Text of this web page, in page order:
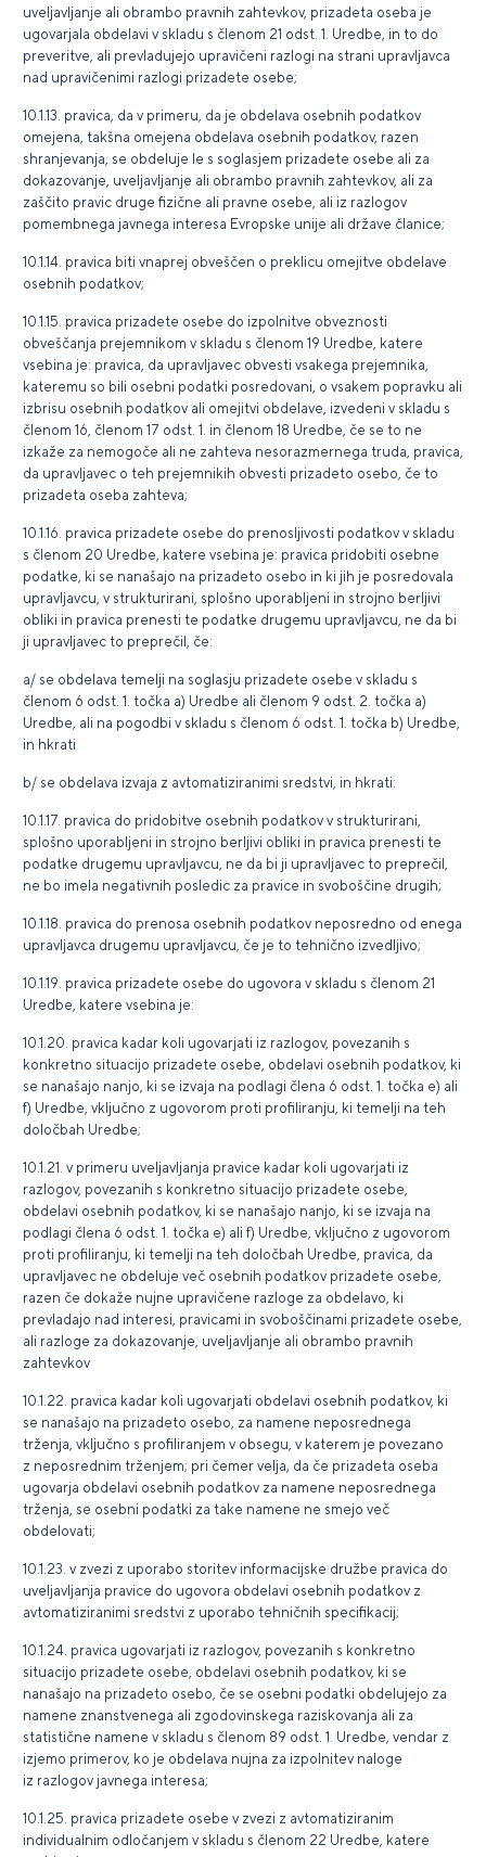
uveljavljanje ali obrambo pravnih zahtevkov, prizadeta oseba je
ugovarjala obdelavi v skladu s členom 21 odst. 1. Uredbe, in to do
preveritve, ali prevladujejo upravičeni razlogi na strani upravljavca
nad upravičenimi razlogi prizadete osebe;
10.1.13. pravica, da v primeru, da je obdelava osebnih podatkov
omejena, takšna omejena obdelava osebnih podatkov, razen
shranjevanja, se obdeluje le s soglasjem prizadete osebe ali za
dokazovanje, uveljavljanje ali obrambo pravnih zahtevkov, ali za
zaščito pravic druge fizične ali pravne osebe, ali iz razlogov
pomembnega javnega interesa Evropske unije ali države članice;
10.1.14. pravica biti vnaprej obveščen o preklicu omejitve obdelave
osebnih podatkov;
10.1.15. pravica prizadete osebe do izpolnitve obveznosti
obveščanja prejemnikom v skladu s členom 19 Uredbe, katere
vsebina je: pravica, da upravljavec obvesti vsakega prejemnika,
kateremu so bili osebni podatki posredovani, o vsakem popravku ali
izbrisu osebnih podatkov ali omejitvi obdelave, izvedeni v skladu s
členom 16, členom 17 odst. 1. in členom 18 Uredbe, če se to ne
izkaže za nemogoče ali ne zahteva nesorazmernega truda, pravica,
da upravljavec o teh prejemnikih obvesti prizadeto osebo, če to
prizadeta oseba zahteva;
10.1.16. pravica prizadete osebe do prenosljivosti podatkov v skladu
s členom 20 Uredbe, katere vsebina je: pravica pridobiti osebne
podatke, ki se nanašajo na prizadeto osebo in ki jih je posredovala
upravljavcu, v strukturirani, splošno uporabljeni in strojno berljivi
obliki in pravica prenesti te podatke drugemu upravljavcu, ne da bi
ji upravljavec to preprečil, če:
a/ se obdelava temelji na soglasju prizadete osebe v skladu s
členom 6 odst. 1. točka a) Uredbe ali členom 9 odst. 2. točka a)
Uredbe, ali na pogodbi v skladu s členom 6 odst. 1. točka b) Uredbe,
in hkrati
b/ se obdelava izvaja z avtomatiziranimi sredstvi, in hkrati:
10.1.17. pravica do pridobitve osebnih podatkov v strukturirani,
splošno uporabljeni in strojno berljivi obliki in pravica prenesti te
podatke drugemu upravljavcu, ne da bi ji upravljavec to preprečil,
ne bo imela negativnih posledic za pravice in svoboščine drugih;
10.1.18. pravica do prenosa osebnih podatkov neposredno od enega
upravljavca drugemu upravljavcu, če je to tehnično izvedljivo;
10.1.19. pravica prizadete osebe do ugovora v skladu s členom 21
Uredbe, katere vsebina je:
10.1.20. pravica kadar koli ugovarjati iz razlogov, povezanih s
konkretno situacijo prizadete osebe, obdelavi osebnih podatkov, ki
se nanašajo nanjo, ki se izvaja na podlagi člena 6 odst. 1. točka e) ali
f) Uredbe, vključno z ugovorom proti profiliranju, ki temelji na teh
določbah Uredbe;
10.1.21. v primeru uveljavljanja pravice kadar koli ugovarjati iz
razlogov, povezanih s konkretno situacijo prizadete osebe,
obdelavi osebnih podatkov, ki se nanašajo nanjo, ki se izvaja na
podlagi člena 6 odst. 1. točka e) ali f) Uredbe, vključno z ugovorom
proti profiliranju, ki temelji na teh določbah Uredbe, pravica, da
upravljavec ne obdeluje več osebnih podatkov prizadete osebe,
razen če dokaže nujne upravičene razloge za obdelavo, ki
prevladajo nad interesi, pravicami in svoboščinami prizadete osebe,
ali razloge za dokazovanje, uveljavljanje ali obrambo pravnih
zahtevkov
10.1.22. pravica kadar koli ugovarjati obdelavi osebnih podatkov, ki
se nanašajo na prizadeto osebo, za namene neposrednega
trženja, vključno s profiliranjem v obsegu, v katerem je povezano
z neposrednim trženjem; pri čemer velja, da če prizadeta oseba
ugovarja obdelavi osebnih podatkov za namene neposrednega
trženja, se osebni podatki za take namene ne smejo več
obdelovati;
10.1.23. v zvezi z uporabo storitev informacijske družbe pravica do
uveljavljanja pravice do ugovora obdelavi osebnih podatkov z
avtomatiziranimi sredstvi z uporabo tehničnih specifikacij;
10.1.24. pravica ugovarjati iz razlogov, povezanih s konkretno
situacijo prizadete osebe, obdelavi osebnih podatkov, ki se
nanašajo na prizadeto osebo, če se osebni podatki obdelujejo za
namene znanstvenega ali zgodovinskega raziskovanja ali za
statistične namene v skladu s členom 89 odst. 1. Uredbe, vendar z
izjemo primerov, ko je obdelava nujna za izpolnitev naloge
iz razlogov javnega interesa;
10.1.25. pravica prizadete osebe v zvezi z avtomatiziranim
individualnim odločanjem v skladu s členom 22 Uredbe, katere